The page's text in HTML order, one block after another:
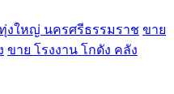
งใหญ่ นครศรีธรรมราช ขาย
ขาย โรงงาน โกดัง คลัง